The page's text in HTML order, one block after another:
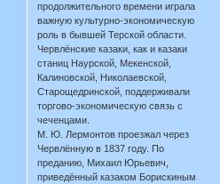
продолжительного времени играла
важную культурно-экономическую
роль в бывшей Терской области.
Червлёнские казаки, как и казаки
станиц Наурской, Мекенской,
Калиновской, Николаевской,
Старощедринской, поддерживали
торгово-экономическую связь с
чеченцами.
М. Ю. Лермонтов проезжал через
Червлённую в 1837 году. По
преданию, Михаил Юрьевич,
приведённый казаком Борискиным